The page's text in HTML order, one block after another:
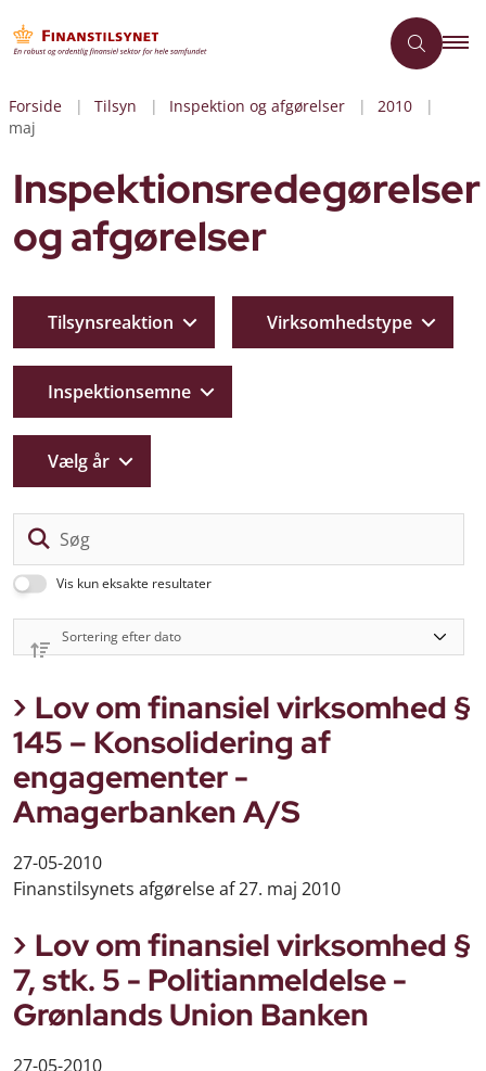
Forside Tilsyn Inspektion og afgørelser
2010
maj
Inspektionsredegørelser
og afgørelser
Vis kun eksakte resultater
Tilsynsreaktion Virksomhedstype
Inspektionsemne
Vælg år
Lov om finansiel virksomhed §
145 – Konsolidering af
engagementer -
Amagerbanken A/S
27-05-2010
Finanstilsynets afgørelse af 27. maj 2010
Lov om finansiel virksomhed §
7, stk. 5 - Politianmeldelse -
Grønlands Union Banken
27-05-2010